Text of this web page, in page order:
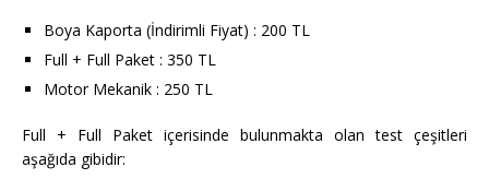
Boya Kaporta (İndirimli Fiyat) : 200 TL
Full + Full Paket : 350 TL
Motor Mekanik : 250 TL
Full + Full Paket içerisinde bulunmakta olan test çeşitleri
aşağıda gibidir: